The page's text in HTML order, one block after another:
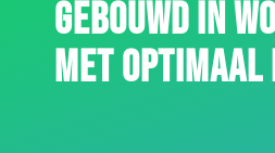
GEBOUWD IN
MET OPTIMAAL